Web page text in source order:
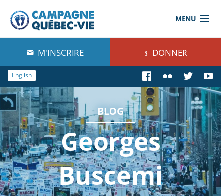
MENU
À propos de nous
Blog
Comprendre
Agir
Boutique
M'INSCRIRE DONNER
English
BLOG
Georges
Buscemi